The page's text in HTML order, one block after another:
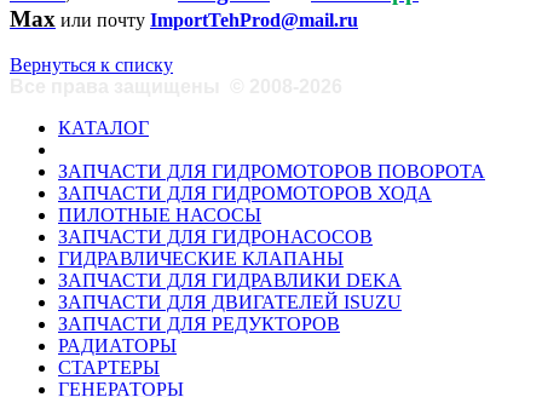
Max или почту ImportTehProd@mail.ru
Вернуться к списку
КАТАЛОГ
ЗАПЧАСТИ ДЛЯ ГИДРОМОТОРОВ ПОВОРОТА
ЗАПЧАСТИ ДЛЯ ГИДРОМОТОРОВ ХОДА
ПИЛОТНЫЕ НАСОСЫ
ЗАПЧАСТИ ДЛЯ ГИДРОНАСОСОВ
ГИДРАВЛИЧЕСКИЕ КЛАПАНЫ
ЗАПЧАСТИ ДЛЯ ГИДРАВЛИКИ DEKA
ЗАПЧАСТИ ДЛЯ ДВИГАТЕЛЕЙ ISUZU
ЗАПЧАСТИ ДЛЯ РЕДУКТОРОВ
РАДИАТОРЫ
СТАРТЕРЫ
ГЕНЕРАТОРЫ